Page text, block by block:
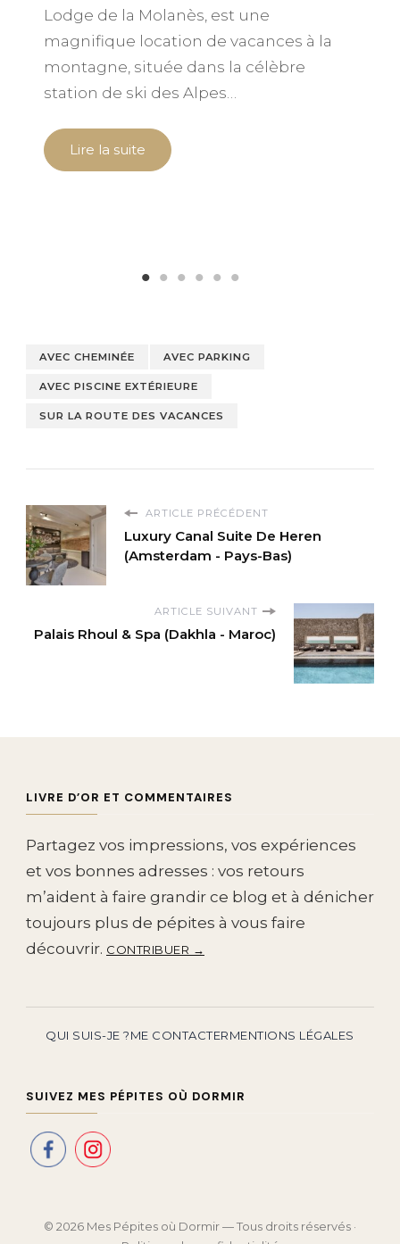
Lodge de la Molanès, est une
magnifique location de vacances à la
montagne, située dans la célèbre
station de ski des Alpes…
Lire la suite
AVEC CHEMINÉE AVEC PARKING
AVEC PISCINE EXTÉRIEURE
SUR LA ROUTE DES VACANCES
ARTICLE PRÉCÉDENT
Luxury Canal Suite De Heren
(Amsterdam - Pays-Bas)
ARTICLE SUIVANT
Palais Rhoul & Spa (Dakhla - Maroc)
LIVRE D’OR ET COMMENTAIRES
Partagez vos impressions, vos expériences
et vos bonnes adresses : vos retours
m’aident à faire grandir ce blog et à dénicher
toujours plus de pépites à vous faire
découvrir. CONTRIBUER →
QUI SUIS-JE ?ME CONTACTERMENTIONS LÉGALES
SUIVEZ MES PÉPITES OÙ DORMIR
© 2026 Mes Pépites où Dormir — Tous droits réservés ·